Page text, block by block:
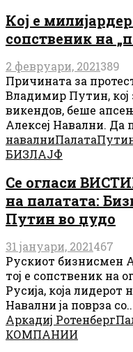
Кој е
сопственик на
2 февруари, 2021389
Причината за
Владимир Путин, кој
викендов, беше
Алексеј Навални. Да
навалниПалата
БИЗЛАЈФ
Се огласи
на палатата:
Путин во џудо
31 јануари, 2021467
Рускиот бизнисмен
тој е сопственик на
Русија, која лидерот
Навални ја поврза
Аркадиј Ротенберг
КОМПАНИИ